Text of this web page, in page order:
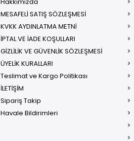
MESAFELİ SATIŞ SÖZLEŞMESİ
KVKK AYDINLATMA METNİ
İPTAL VE İADE KOŞULLARI
GİZLİLİK VE GÜVENLİK SÖZLEŞMESİ
ÜYELİK KURALLARI
Teslimat ve Kargo Politikası
İLETİŞİM
Sipariş Takip
Havale Bildirimleri